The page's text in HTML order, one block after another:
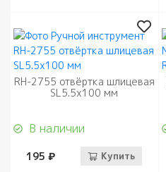
RH-2755 отвёртка шлицевая
SL5.5х100 мм
В наличии
195 ₽ Купить